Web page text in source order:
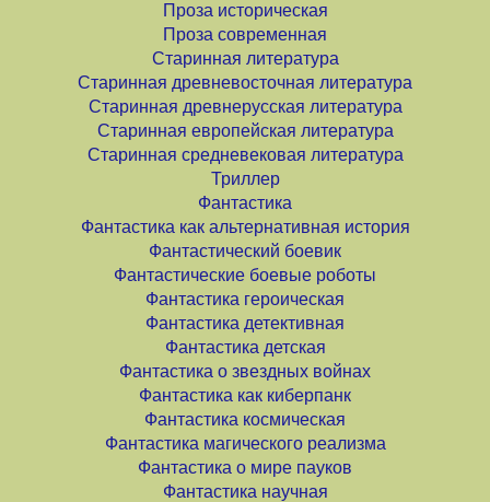
Проза историческая
Проза современная
Старинная литература
Старинная древневосточная литература
Старинная древнерусская литература
Старинная европейская литература
Старинная средневековая литература
Триллер
Фантастика
Фантастика как альтернативная история
Фантастический боевик
Фантастические боевые роботы
Фантастика героическая
Фантастика детективная
Фантастика детская
Фантастика о звездных войнах
Фантастика как киберпанк
Фантастика космическая
Фантастика магического реализма
Фантастика о мире пауков
Фантастика научная